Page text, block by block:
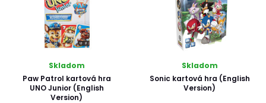
Skladom
Paw Patrol kartová hra
UNO Junior (English
Version)
Skladom
Sonic kartová hra (English
Version)